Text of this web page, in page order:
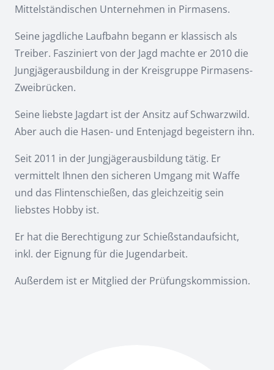
Mittelständischen Unternehmen in Pirmasens.
Seine jagdliche Laufbahn begann er klassisch als
Treiber. Fasziniert von der Jagd machte er 2010 die
Jungjägerausbildung in der Kreisgruppe Pirmasens-
Zweibrücken.
Seine liebste Jagdart ist der Ansitz auf Schwarzwild.
Aber auch die Hasen- und Entenjagd begeistern ihn.
Seit 2011 in der Jungjägerausbildung tätig. Er
vermittelt Ihnen den sicheren Umgang mit Waffe
und das Flintenschießen, das gleichzeitig sein
liebstes Hobby ist.
Er hat die Berechtigung zur Schießstandaufsicht,
inkl. der Eignung für die Jugendarbeit.
Außerdem ist er Mitglied der Prüfungskommission.